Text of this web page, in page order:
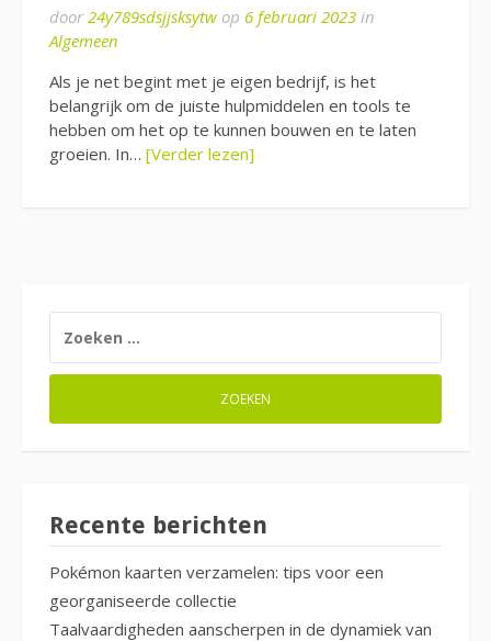
door 24y789sdsjjsksytw op 6 februari 2023 in
Algemeen
Als je net begint met je eigen bedrijf, is het
belangrijk om de juiste hulpmiddelen en tools te
hebben om het op te kunnen bouwen en te laten
groeien. In… [Verder lezen]
NAAR:
Recente berichten
Pokémon kaarten verzamelen: tips voor een
georganiseerde collectie
Taalvaardigheden aanscherpen in de dynamiek van